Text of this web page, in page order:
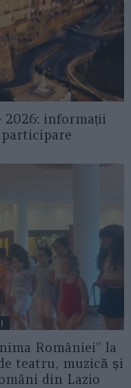
2026: informații
României” la
teatru, muzică și
din Lazio